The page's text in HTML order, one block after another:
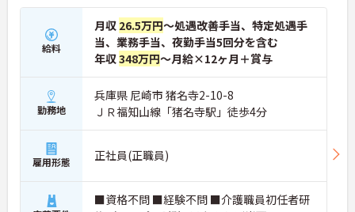
給料
月収 26.5万円～処遇改善手当、特定処遇手
当、業務手当、夜勤手当5回分を含む
年収348万円～月給×12ヶ月＋賞与
勤務地
兵庫県 尼崎市 猪名寺2-10-8
ＪＲ福知山線「猪名寺駅」徒歩4分
雇用形態 正社員(正職員)
■資格不問 ■経験不問 ■介護職員初任者研